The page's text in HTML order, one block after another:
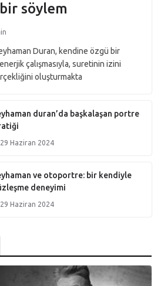
söylem
Duran, kendine özgü bir
çalışmasıyla, suretinin izini
oluşturmakta
duran’da başkalaşan portre
29 Haziran 2024
ve otoportre: bir kendiyle
deneyimi
29 Haziran 2024